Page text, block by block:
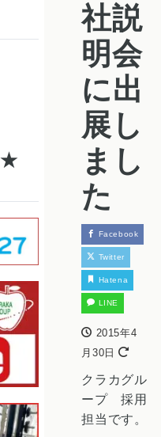
社説
明会
に出
展し
まし
た
Facebook
Twitter
Hatena
LINE
2015年4
月30日
クラカグル
ープ 採用
担当です。